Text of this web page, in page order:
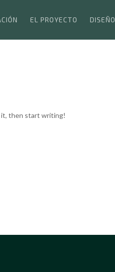
EL PROYECTO DISEÑO
it, then start writing!